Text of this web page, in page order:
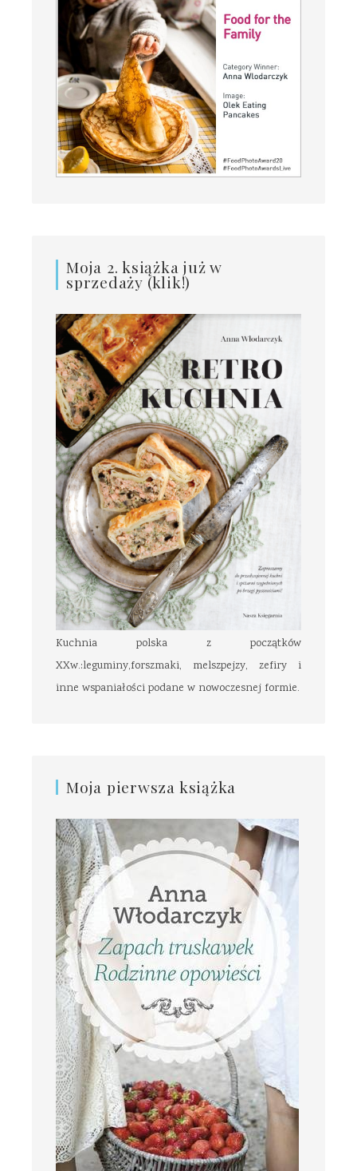
Moja 2. książka już w
sprzedaży (klik!)
Kuchnia polska z początków
XXw.:leguminy,forszmaki, melszpejzy, zefiry i
inne wspaniałości podane w nowoczesnej formie.
Moja pierwsza książka